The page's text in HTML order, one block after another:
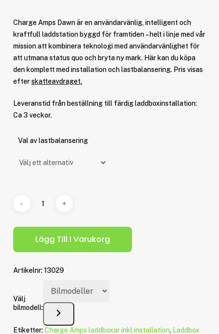
till
kr
Charge Amps Dawn är en användarvänlig, intelligent och
kraftfull laddstation byggd för framtiden – helt i linje med vår
mission att kombinera teknologi med användarvänlighet för
att utmana status quo och bryta ny mark. Här kan du köpa
den komplett med installation och lastbalansering. Pris visas
efterskatteavdraget.
Leveranstid från beställning till färdig laddboxinstallation:
Ca 3 veckor.
Val av lastbalansering
Lägg Till I Varukorg
Artikelnr:13029
Välj
bilmodell:
Etiketter:Charge Amps laddboxar inkl installation, Laddbox